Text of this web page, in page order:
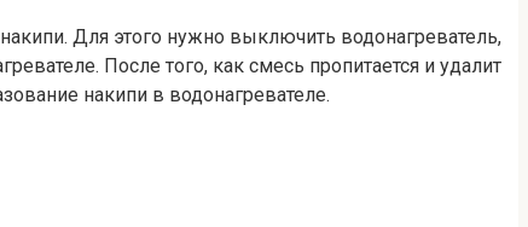
Для этого нужно выключить водонагреватель,
После того, как смесь пропитается и удалит
накипи в водонагревателе.